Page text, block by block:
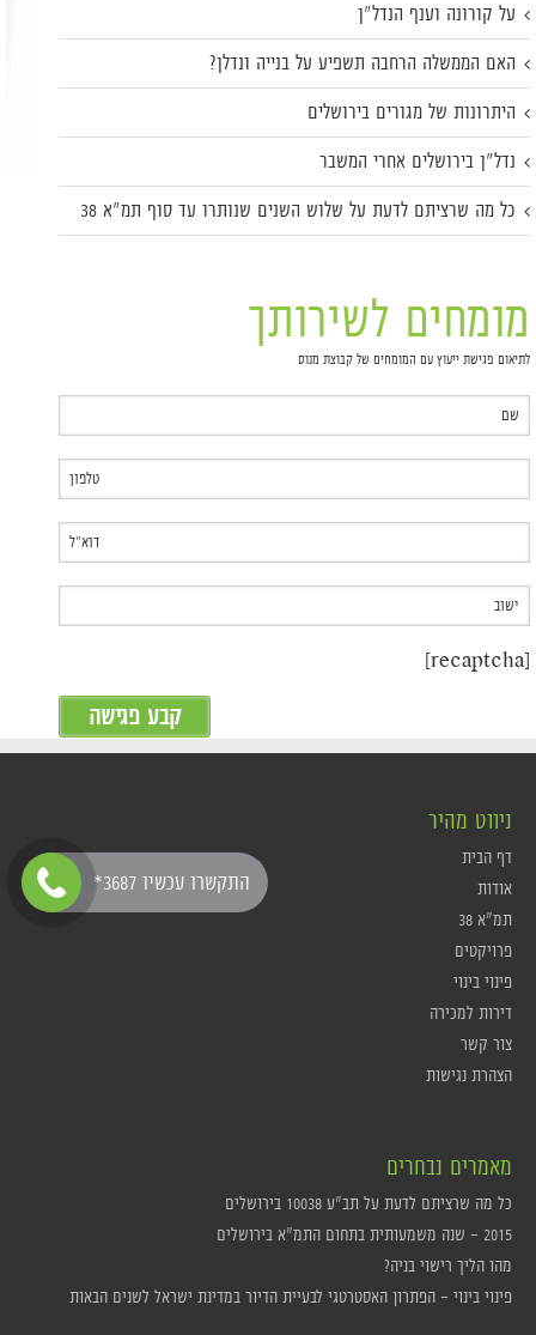
על קורונה וענף הנדל"ן
האם הממשלה הרחבה תשפיע על בנייה ונדלן?
היתרונות של מגורים בירושלים
נדל"ן בירושלים אחרי המשבר
כל מה שרציתם לדעת על שלוש השנים שנותרו עד סוף תמ"א 38
מומחים לשירותך
לתיאום פגישת ייעוץ עם המומחים של קבוצת מנוס
[recaptcha]
ניווט מהיר
דף הבית
אודות
תמ"א 38
פרויקטים
פינוי בינוי
דירות למכירה
צור קשר
הצהרת נגישות
מאמרים נבחרים
כל מה שרציתם לדעת על תב"ע 10038 בירושלים
2015 – שנה משמעותית בתחום התמ"א בירושלים
מהו הליך רישוי בניה?
פינוי בינוי – הפתרון האסטרטגי לבעיית הדיור במדינת ישראל לשנים הבאות
*התקשרו עכשיו 3687